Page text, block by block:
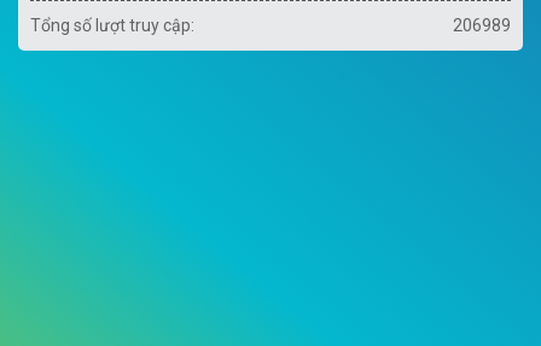
206989
Tổng số lượt truy cập: